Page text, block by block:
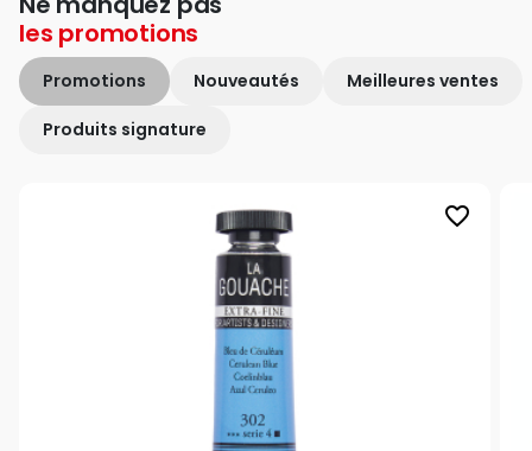
les promotions
Promotions Nouveautés Meilleures ventes
Produits signature
favorite_border